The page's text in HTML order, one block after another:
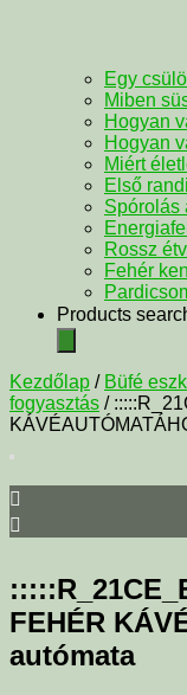
Egy
Miben
Hogyan
Hogyan
Miért
Első
Spórolás
Rossz
Fehér
Products
Kezdőlap / Büfé
fogyasztás /
FEHÉR
autómata